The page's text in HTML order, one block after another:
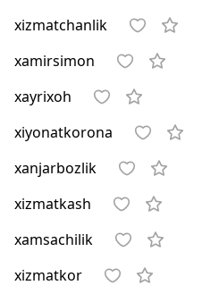
xizmatchanlik
xamirsimon
xayrixoh
xiyonatkorona
xanjarbozlik
xizmatkash
xamsachilik
xizmatkor